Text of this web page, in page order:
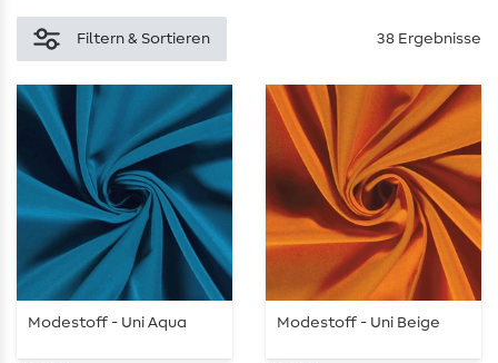
Filtern & Sortieren 38 Ergebnisse
Modestoff - Uni Aqua Modestoff - Uni Beige